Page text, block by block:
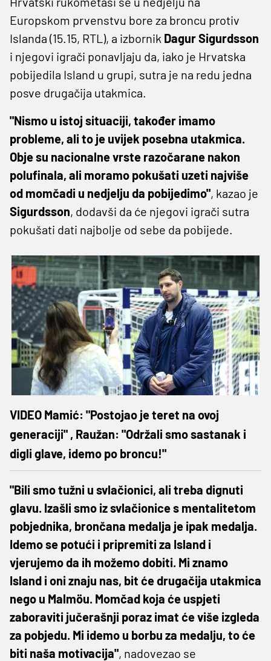
Europskom prvenstvu bore za broncu protiv
Islanda (15.15, RTL), a izbornik Dagur Sigurdsson
i njegovi igrači ponavljaju da, iako je Hrvatska
pobijedila Island u grupi, sutra je na redu jedna
posve drugačija utakmica.
"Nismo u istoj situaciji, također imamo
probleme, ali to je uvijek posebna utakmica.
Obje su nacionalne vrste razočarane nakon
polufinala, ali moramo pokušati uzeti najviše
od momčadi u nedjelju da pobijedimo", kazao je
Sigurdsson, dodavši da će njegovi igrači sutra
pokušati dati najbolje od sebe da pobijede.
VIDEO Mamić: "Postojao je teret na ovoj
generaciji" , Raužan: "Održali smo sastanak i
digli glave, idemo po broncu!"
"Bili smo tužni u svlačionici, ali treba dignuti
glavu. Izašli smo iz svlačionice s mentalitetom
pobjednika, brončana medalja je ipak medalja.
Idemo se potući i pripremiti za Island i
vjerujemo da ih možemo dobiti. Mi znamo
Island i oni znaju nas, bit će drugačija utakmica
nego u Malmöu. Momčad koja će uspjeti
zaboraviti jučerašnji poraz imat će više izgleda
za pobjedu. Mi idemo u borbu za medalju, to će
biti naša motivacija", nadovezao se